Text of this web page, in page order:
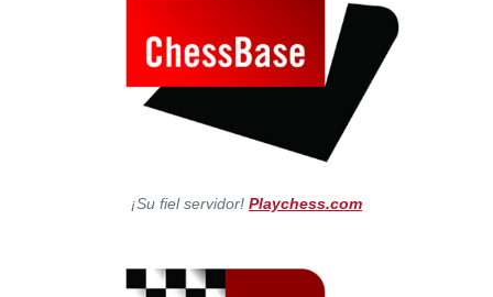
¡Su fiel servidor! Playchess.com